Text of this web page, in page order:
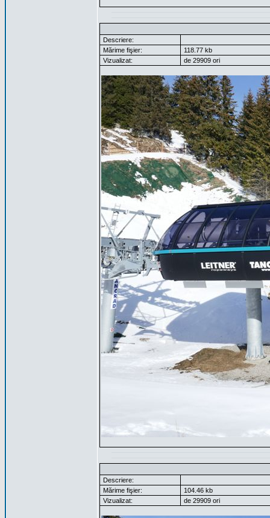
Descriere:
Mărime fişier:
118.77 kb
Vizualizat:
de 29909 ori
Descriere:
Mărime fişier:
104.46 kb
Vizualizat:
de 29909 ori